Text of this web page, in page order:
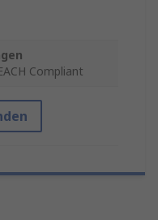
Compliant